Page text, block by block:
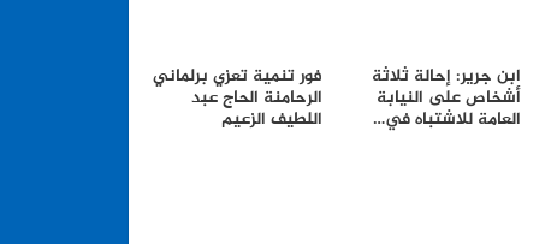
ابن جرير: إحالة ثلاثة
أشخاص على النيابة
العامة للاشتباه في…
فور تنمية تعزي برلماني
الرحامنة الحاج عبد
اللطيف الزعيم